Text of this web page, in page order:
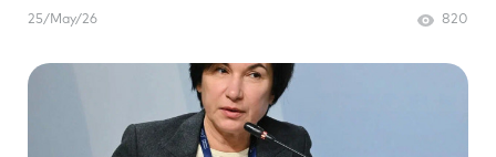
25/May/26 820